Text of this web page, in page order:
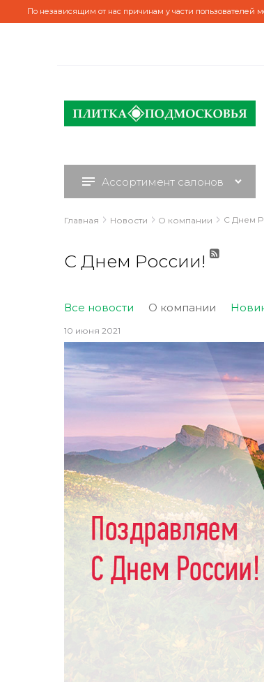
По независящим от нас причинам у части пользователей
Ассортимент салонов
Главная Новости О компании С Днем
С Днем России!
Все новости О компании
10 июня 2021